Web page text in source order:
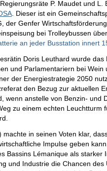
P. Maudet und
. Dieser ist ein
der Genfer
bei Trolleybussen
an jeder Busstation innert
Doris Leuthard wurde
und Parlamentariern bei
der Energiestrategie 2050
den Bezug zur aktuellen
wenn anstelle von Benzin- und
zu einem echten
in seinen Voten klar,
Impulse geben
Bassins Lémanique als
und Industrie die Chancen